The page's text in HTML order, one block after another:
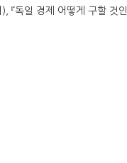
『독일 경제 어떻게 구할 것인